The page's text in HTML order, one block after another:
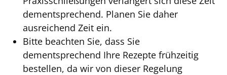
dementsprechend. Planen Sie daher
ausreichend Zeit ein.
Bitte beachten Sie, dass Sie
dementsprechend Ihre Rezepte frühzeitig
bestellen, da wir von dieser Regelung